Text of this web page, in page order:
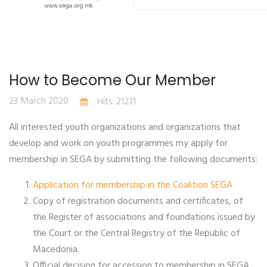
How to Become Our Member
23 March 2020
Hits: 21231
All interested youth organizations and organizations that
develop and work on youth programmes my apply for
membership in SEGA by submitting the following documents:
Application for membership in the Coalition SEGA
Copy of registration documents and certificates, of
the Register of associations and foundations issued by
the Court or the Central Registry of the Republic of
Macedonia.